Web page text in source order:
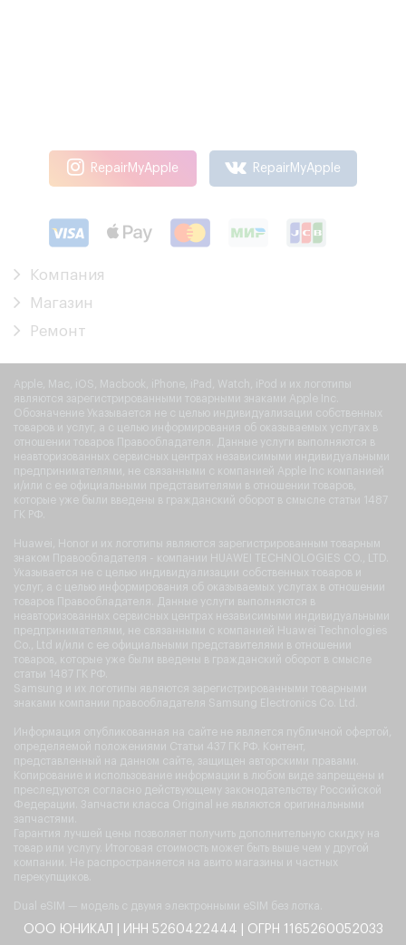
RepairMyApple RepairMyApple
Компания
Магазин
Ремонт
Apple, Mac, iOS, Macbook, iPhone, iPad, Watch, iPod и их логотипы
являются зарегистрированными товарными знаками Apple Inc.
Обозначение Указывается не с целью индивидуализации собственных
товаров и услуг, а с целью информирования об оказываемых услугах в
отношении товаров Правообладателя. Данные услуги выполняются в
неавторизованных сервисных центрах независимыми индивидуальными
предпринимателями, не связанными с компанией Apple Inc компанией
и/или с ее официальными представителями в отношении товаров,
которые уже были введены в гражданский оборот в смысле статьи 1487
ГК РФ.
Huawei, Honor и их логотипы являются зарегистрированным товарным
знаком Правообладателя - компании HUAWEI TECHNOLOGIES CO., LTD.
Указывается не с целью индивидуализации собственных товаров и
услуг, а с целью информирования об оказываемых услугах в отношении
товаров Правообладателя. Данные услуги выполняются в
неавторизованных сервисных центрах независимыми индивидуальными
предпринимателями, не связанными с компанией Huawei Technologies
Co., Ltd и/или с ее официальными представителями в отношении
товаров, которые уже были введены в гражданский оборот в смысле
статьи 1487 ГК РФ.
Samsung и их логотипы являются зарегистрированными товарными
знаками компании правообладателя Samsung Electronics Co. Ltd.
Информация опубликованная на сайте не является публичной офертой,
определяемой положениями Статьи 437 ГК РФ. Контент,
представленный на данном сайте, защищен авторскими правами.
Копирование и использование информации в любом виде запрещены и
преследуются согласно действующему законодательству Российской
Федерации. Запчасти класса Original не являются оригинальными
запчастями.
Гарантия лучшей цены позволяет получить дополнительную скидку на
товар или услугу. Итоговая стоимость может быть выше чем у другой
компании. Не распространяется на авито магазины и частных
перекупщиков.
Dual eSIM — модель с двумя электронными eSIM без лотка.
ООО ЮНИКАЛ | ИНН 5260422444 | ОГРН 1165260052033